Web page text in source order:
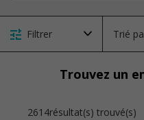
Filtrer Trié
Trouvez un
2614résultat(s) trouvé(s)